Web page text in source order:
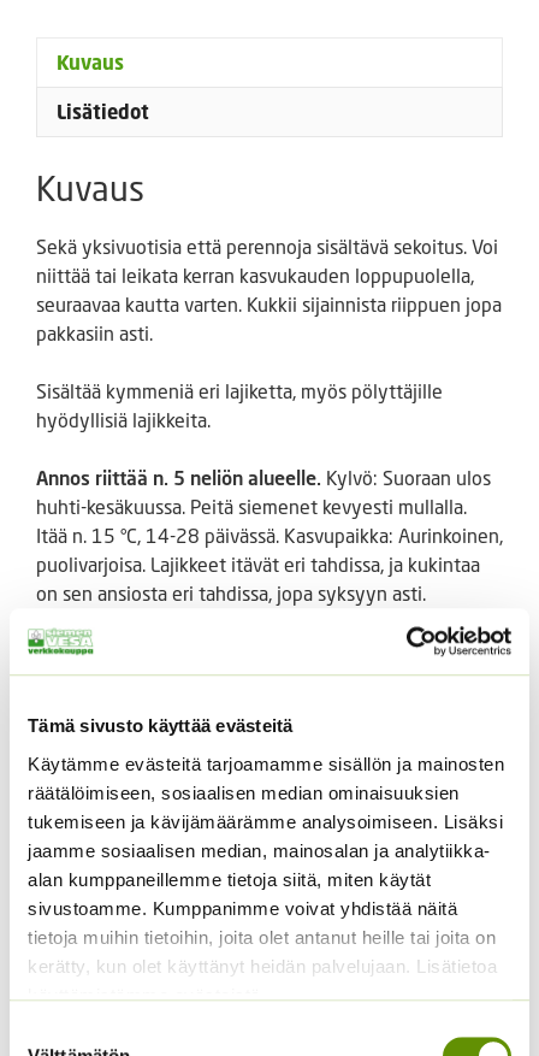
Tämä sivusto käyttää evästeitä
Käytämme evästeitä tarjoamamme sisällön ja mainosten
räätälöimiseen, sosiaalisen median ominaisuuksien
tukemiseen ja kävijämäärämme analysoimiseen. Lisäksi
jaamme sosiaalisen median, mainosalan ja analytiikka-
alan kumppaneillemme tietoja siitä, miten käytät
sivustoamme. Kumppanimme voivat yhdistää näitä
tietoja muihin tietoihin, joita olet antanut heille tai joita on
kerätty, kun olet käyttänyt heidän palvelujaan. Lisätietoa
käyttämistämme evästeistä
Kuvaus
Lisätiedot
Kuvaus
Sekä yksivuotisia että perennoja sisältävä sekoitus. Voi
niittää tai leikata kerran kasvukauden loppupuolella,
seuraavaa kautta varten. Kukkii sijainnista riippuen jopa
pakkasiin asti.
Sisältää kymmeniä eri lajiketta, myös pölyttäjille
hyödyllisiä lajikkeita.
Annos riittää n. 5 neliön alueelle. Kylvö: Suoraan ulos
huhti-kesäkuussa. Peitä siemenet kevyesti mullalla.
Itää n. 15 °C, 14-28 päivässä. Kasvupaikka: Aurinkoinen,
puolivarjoisa. Lajikkeet itävät eri tahdissa, ja kukintaa
on sen ansiosta eri tahdissa, jopa syksyyn asti.
Käy hyvin niittyä tai pihan reuna-alueita varten, sekä
harvan nurmikon ”paikkausta” varten. Korkeus 30 – 80
Tutustu myös